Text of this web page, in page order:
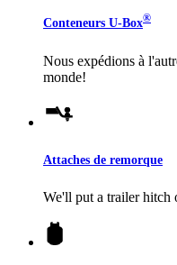
Conteneurs U-Box®
Nous expédions à
monde!
Attaches de remorque
We'll put a trailer hitch